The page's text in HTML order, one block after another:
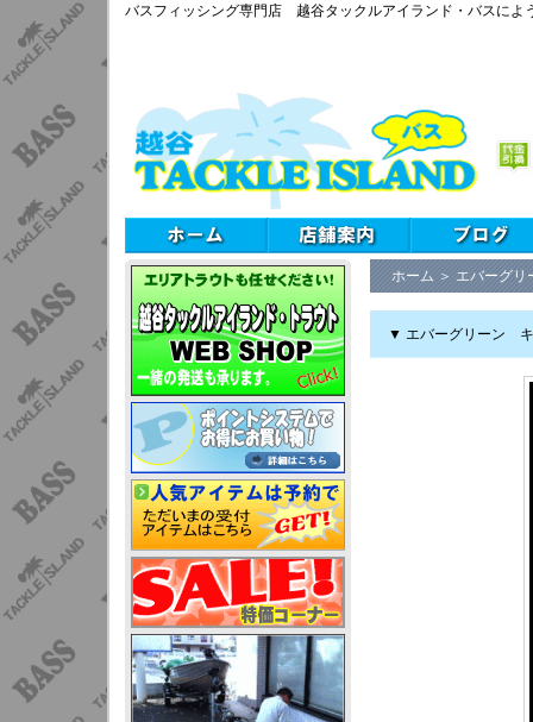
バスフィッシング専門店 越谷タックルアイランド・バスによ
ホーム ＞ エバーグリ
▼ エバーグリーン キ